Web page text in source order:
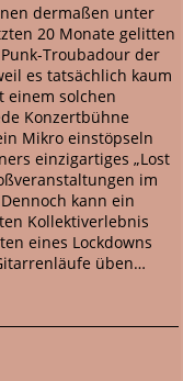
dermaßen unter
20 Monate gelitten
Troubadour der
es tatsächlich kaum
einem solchen
Konzertbühne
Mikro einstöpseln
einzigartiges „Lost
im
kann ein
Kollektiverlebnis
eines Lockdowns
üben…